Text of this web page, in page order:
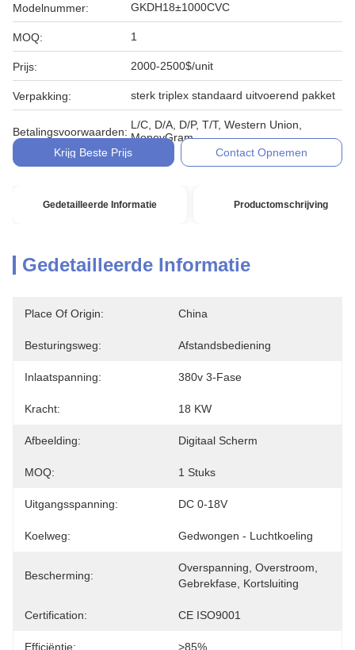
Modelnummer: GKDH18±1000CVC
MOQ: 1
Prijs: 2000-2500$/unit
Verpakking: sterk triplex standaard uitvoerend pakket
Betalingsvoorwaarden:
L/C, D/A, D/P, T/T, Western Union,
MoneyGram
Krijg Beste Prijs
Contact Opnemen
Gedetailleerde Informatie Productomschrijving
Gedetailleerde Informatie
Place Of Origin: China
Besturingsweg: Afstandsbediening
Inlaatspanning: 380v 3-Fase
Kracht: 18 KW
Afbeelding: Digitaal Scherm
MOQ: 1 Stuks
Uitgangsspanning: DC 0-18V
Koelweg: Gedwongen - Luchtkoeling
Bescherming:
Overspanning, Overstroom,
Gebrekfase, Kortsluiting
Certification: CE ISO9001
Efficiëntie: >85%